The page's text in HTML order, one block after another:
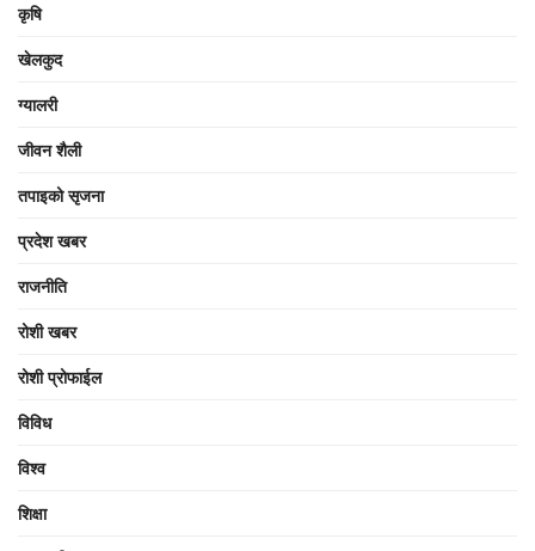
कृषि
खेलकुद
ग्यालरी
जीवन शैली
तपाइको सृजना
प्रदेश खबर
राजनीति
रोशी खबर
रोशी प्रोफाईल
विविध
विश्व
शिक्षा